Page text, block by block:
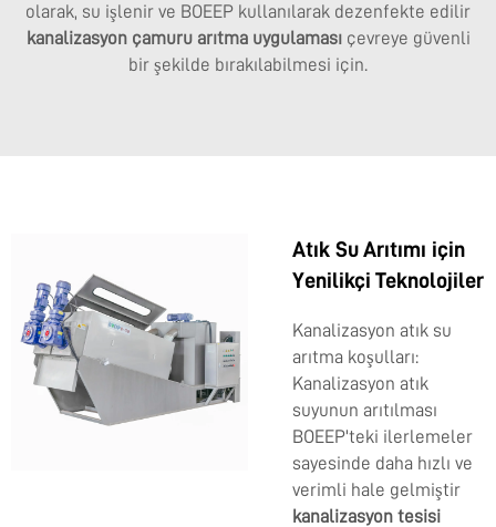
olarak, su işlenir ve BOEEP kullanılarak dezenfekte edilir
kanalizasyon çamuru arıtma uygulaması çevreye güvenli
bir şekilde bırakılabilmesi için.
Atık Su Arıtımı için
Yenilikçi Teknolojiler
Kanalizasyon atık su
arıtma koşulları:
Kanalizasyon atık
suyunun arıtılması
BOEEP'teki ilerlemeler
sayesinde daha hızlı ve
verimli hale gelmiştir
kanalizasyon tesisi